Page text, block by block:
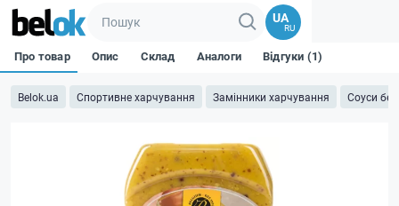
UA
RU
Belok.ua Спортивне харчування Замінники харчування Соуси
Про товар Опис Склад Аналоги Відгуки (1)